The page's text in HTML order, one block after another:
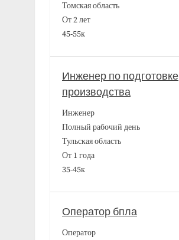
Томская область
От 2 лет
45-55к
Инженер по подготовке
производства
Инженер
Полный рабочий день
Тульская область
От 1 года
35-45к
Оператор бпла
Оператор